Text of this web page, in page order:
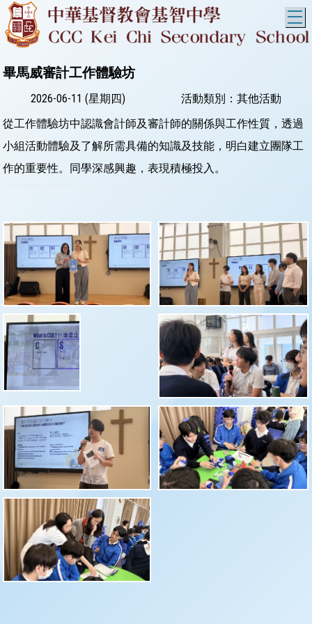
畢馬威審計工作體驗坊
2026-06-11 (星期四)
活動類別：其他活動
從工作體驗坊中認識會計師及審計師的關係與工作性質，透過
小組活動體驗及了解所需具備的知識及技能，明白建立團隊工
作的重要性。同學深感興趣，表現積極投入。